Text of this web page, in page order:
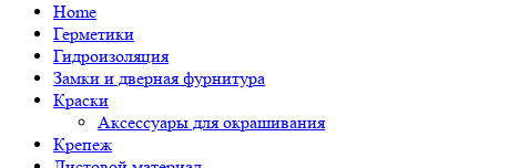
Home
Герметики
Гидроизоляция
Замки и дверная фурнитура
Краски
Аксессуары для окрашивания
Крепеж